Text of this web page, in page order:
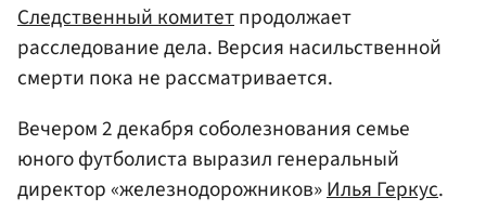
Следственный комитетпродолжает
расследование дела. Версия насильственной
смерти пока не рассматривается.
Вечером 2 декабря соболезнования семье
юного футболиста выразил генеральный
директор «железнодорожников»Илья Геркус.